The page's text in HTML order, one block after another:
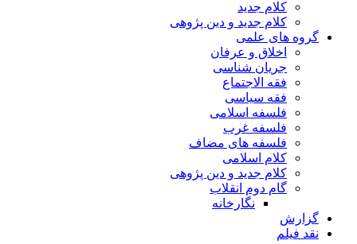
کلام جدید
کلام جدید و دین پژوهی
گروه های علمی
اخلاق و عرفان
جریان شناسی
فقه الاجتماع
فقه سیاسی
فلسفه اسلامی
فلسفه غرب
فلسفه های مضاف
کلام اسلامی
کلام جدید و دین پژوهی
گام دوم انقلاب
نگارخانه
گزارش
نقد فیلم